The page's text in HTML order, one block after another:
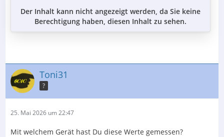
Der Inhalt kann nicht angezeigt werden, da Sie keine
Berechtigung haben, diesen Inhalt zu sehen.
Toni31
?
25. Mai 2026 um 22:47
Mit welchem Gerät hast Du diese Werte gemessen?